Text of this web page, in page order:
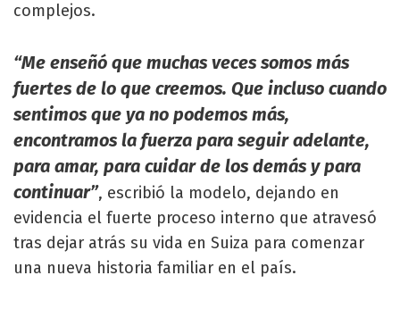
complejos.
“Me enseñó que muchas veces somos más
fuertes de lo que creemos. Que incluso cuando
sentimos que ya no podemos más,
encontramos la fuerza para seguir adelante,
para amar, para cuidar de los demás y para
continuar”, escribió la modelo, dejando en
evidencia el fuerte proceso interno que atravesó
tras dejar atrás su vida en Suiza para comenzar
una nueva historia familiar en el país.